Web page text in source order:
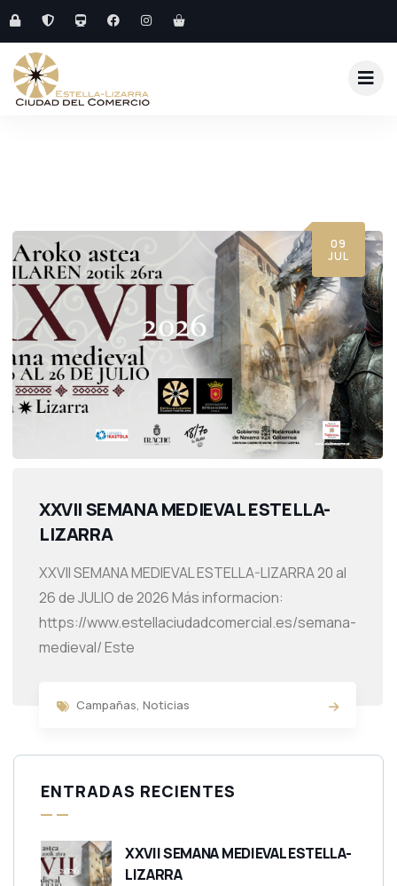
09
JUL
XXVII SEMANA MEDIEVAL ESTELLA-
LIZARRA
XXVII SEMANA MEDIEVAL ESTELLA-LIZARRA 20 al
26 de JULIO de 2026 Más informacion:
https://www.estellaciudadcomercial.es/semana-
medieval/ Este
Campañas, Noticias
ENTRADAS RECIENTES
XXVII SEMANA MEDIEVAL ESTELLA-
LIZARRA